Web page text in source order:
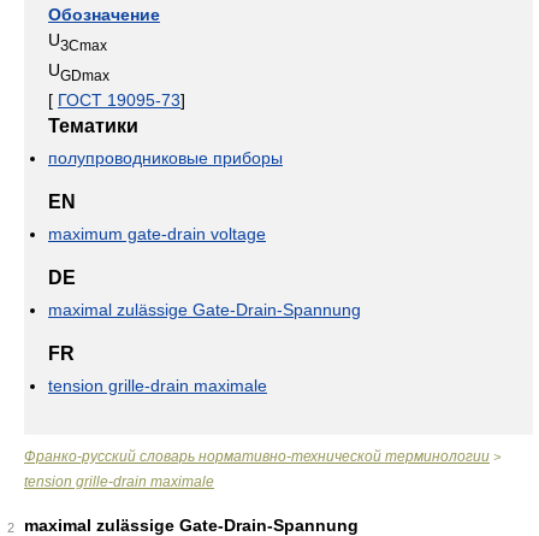
Обозначение
UЗСmax
UGDmax
[ ГОСТ 19095-73]
Тематики
полупроводниковые приборы
EN
maximum gate-drain voltage
DE
maximal zulässige Gate-Drain-Spannung
FR
tension grille-drain maximale
Франко-русский словарь нормативно-технической терминологии >
tension grille-drain maximale
2
maximal zulässige Gate-Drain-Spannung